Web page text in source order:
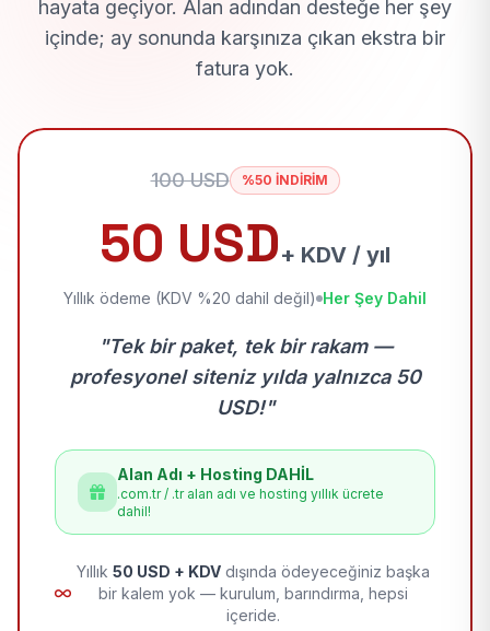
hayata geçiyor. Alan adından desteğe her şey
içinde; ay sonunda karşınıza çıkan ekstra bir
fatura yok.
100 USD %50 İNDİRİM
50 USD+ KDV / yıl
Yıllık ödeme (KDV %20 dahil değil) Her Şey Dahil
"Tek bir paket, tek bir rakam —
profesyonel siteniz yılda yalnızca 50
USD!"
Alan Adı + Hosting DAHİL
.com.tr / .tr alan adı ve hosting yıllık ücrete
dahil!
Yıllık 50 USD + KDV dışında ödeyeceğiniz başka
bir kalem yok — kurulum, barındırma, hepsi
içeride.